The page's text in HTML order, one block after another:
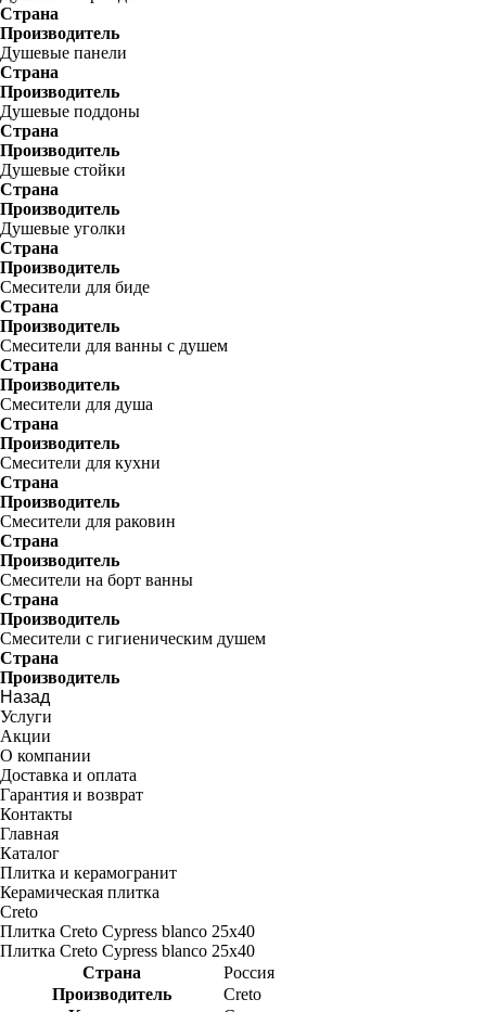
Страна
Производитель
Душевые панели
Страна
Производитель
Душевые поддоны
Страна
Производитель
Душевые стойки
Страна
Производитель
Душевые уголки
Страна
Производитель
Смесители для биде
Страна
Производитель
Смесители для ванны с душем
Страна
Производитель
Смесители для душа
Страна
Производитель
Смесители для кухни
Страна
Производитель
Смесители для раковин
Страна
Производитель
Смесители на борт ванны
Страна
Производитель
Смесители с гигиеническим душем
Страна
Производитель
Назад
Услуги
Акции
О компании
Доставка и оплата
Гарантия и возврат
Контакты
Главная
Каталог
Плитка и керамогранит
Керамическая плитка
Creto
Плитка Creto Cypress blanco 25х40
Плитка Creto Cypress blanco 25х40
Страна
Россия
Производитель
Creto